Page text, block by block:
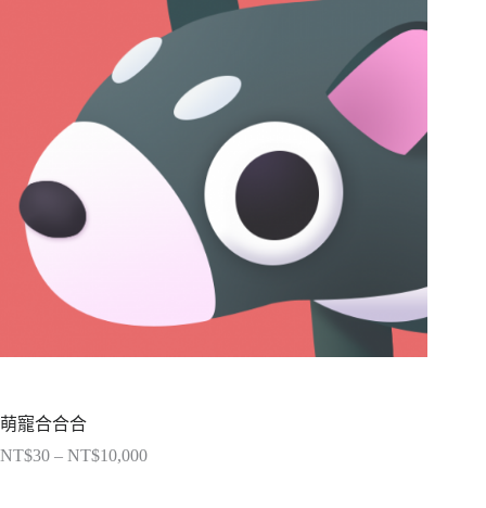
萌寵合合合
NT$30 – NT$10,000價